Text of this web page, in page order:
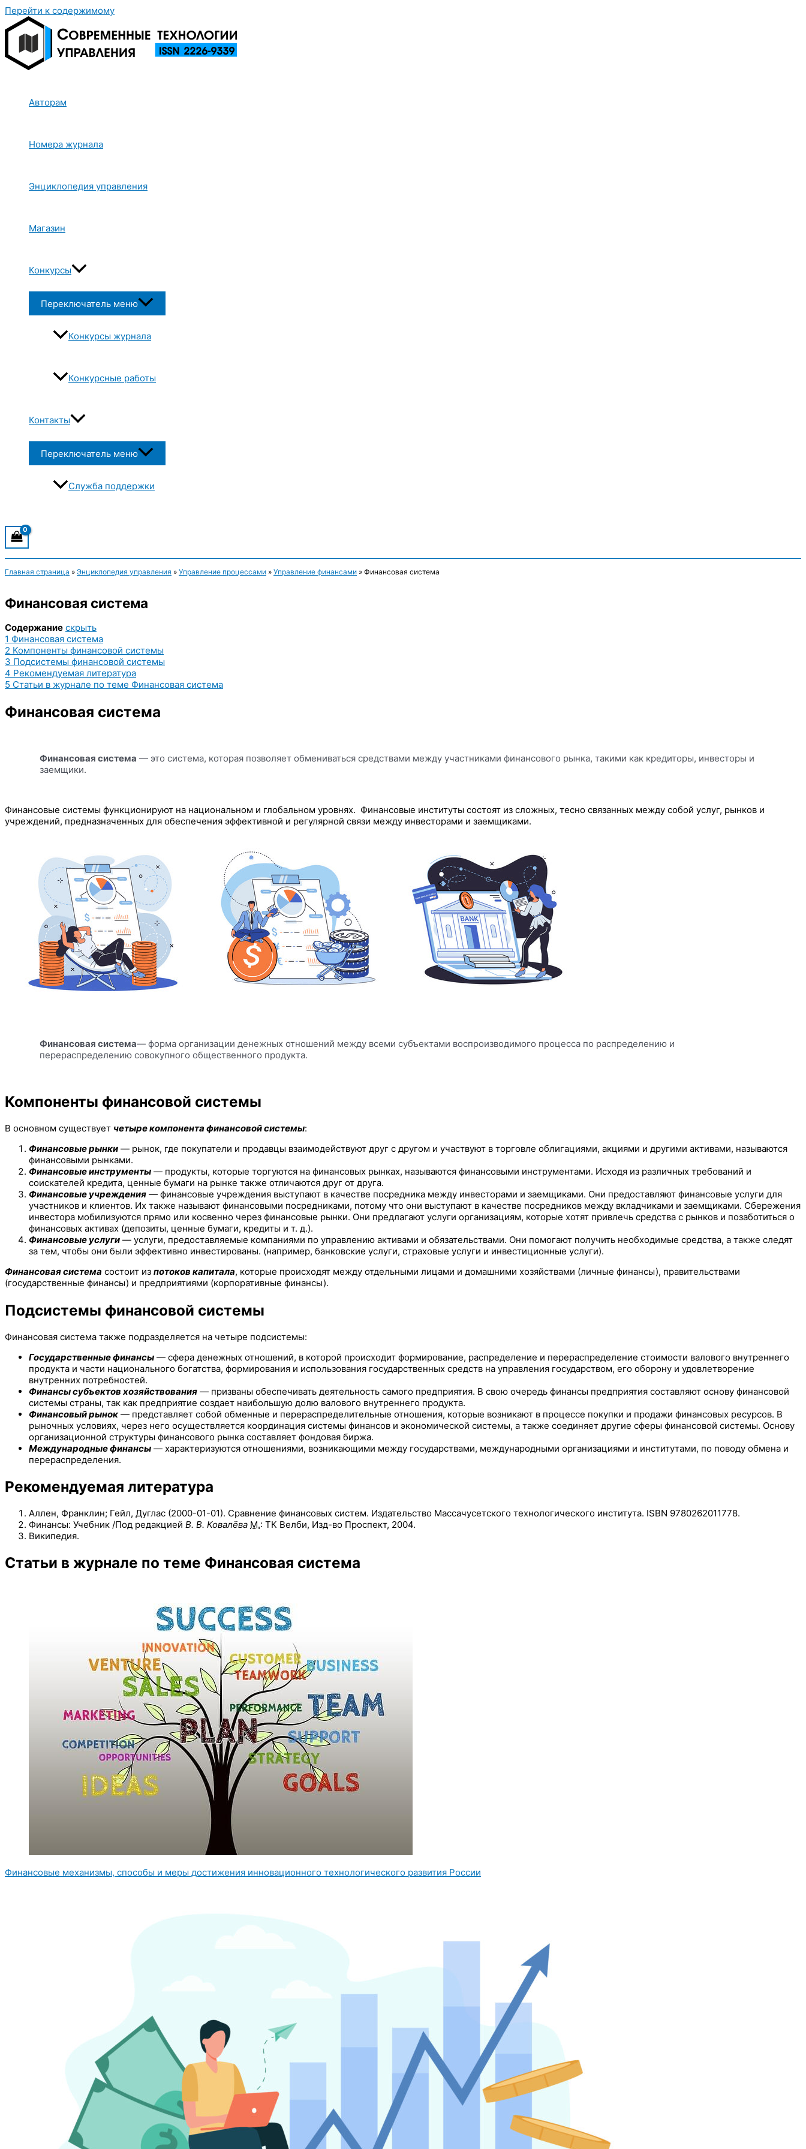
Перейти к содержимому
Авторам
Номера журнала
Энциклопедия управления
Магазин
Конкурсы
Переключатель меню
Конкурсы журнала
Конкурсные работы
Контакты
Переключатель меню
Служба поддержки
Главная страница » Энциклопедия управления » Управление процессами » Управление финансами » Финансовая система
Финансовая система
Содержание скрыть
1 Финансовая система
2 Компоненты финансовой системы
3 Подсистемы финансовой системы
4 Рекомендуемая литература
5 Статьи в журнале по теме Финансовая система
Финансовая система
Финансовая система — это система, которая позволяет обмениваться средствами между участниками финансового рынка, такими как кредиторы, инвесторы и
заемщики.
Финансовые системы функционируют на национальном и глобальном уровнях. Финансовые институты состоят из сложных, тесно связанных между собой услуг, рынков и
учреждений, предназначенных для обеспечения эффективной и регулярной связи между инвесторами и заемщиками.
Финансовая система— форма организации денежных отношений между всеми субъектами воспроизводимого процесса по распределению и
перераспределению совокупного общественного продукта.
Компоненты финансовой системы
В основном существует четыре компонента финансовой системы:
Финансовые рынки — рынок, где покупатели и продавцы взаимодействуют друг с другом и участвуют в торговле облигациями, акциями и другими активами, называются
финансовыми рынками.
Финансовые инструменты — продукты, которые торгуются на финансовых рынках, называются финансовыми инструментами. Исходя из различных требований и
соискателей кредита, ценные бумаги на рынке также отличаются друг от друга.
Финансовые учреждения — финансовые учреждения выступают в качестве посредника между инвесторами и заемщиками. Они предоставляют финансовые услуги для
участников и клиентов. Их также называют финансовыми посредниками, потому что они выступают в качестве посредников между вкладчиками и заемщиками. Сбережения
инвестора мобилизуются прямо или косвенно через финансовые рынки. Они предлагают услуги организациям, которые хотят привлечь средства с рынков и позаботиться о
финансовых активах (депозиты, ценные бумаги, кредиты и т. д.).
Финансовые услуги — услуги, предоставляемые компаниями по управлению активами и обязательствами. Они помогают получить необходимые средства, а также следят
за тем, чтобы они были эффективно инвестированы. (например, банковские услуги, страховые услуги и инвестиционные услуги).
Финансовая система состоит из потоков капитала, которые происходят между отдельными лицами и домашними хозяйствами (личные финансы), правительствами
(государственные финансы) и предприятиями (корпоративные финансы).
Подсистемы финансовой системы
Финансовая система также подразделяется на четыре подсистемы:
Государственные финансы — сфера денежных отношений, в которой происходит формирование, распределение и перераспределение стоимости валового внутреннего
продукта и части национального богатства, формирования и использования государственных средств на управления государством, его оборону и удовлетворение
внутренних потребностей.
Финансы субъектов хозяйствования — призваны обеспечивать деятельность самого предприятия. В свою очередь финансы предприятия составляют основу финансовой
системы страны, так как предприятие создает наибольшую долю валового внутреннего продукта.
Финансовый рынок — представляет собой обменные и перераспределительные отношения, которые возникают в процессе покупки и продажи финансовых ресурсов. В
рыночных условиях, через него осуществляется координация системы финансов и экономической системы, а также соединяет другие сферы финансовой системы. Основу
организационной структуры финансового рынка составляет фондовая биржа.
Международные финансы — характеризуются отношениями, возникающими между государствами, международными организациями и институтами, по поводу обмена и
перераспределения.
Рекомендуемая литература
Аллен, Франклин; Гейл, Дуглас (2000-01-01). Сравнение финансовых систем. Издательство Массачусетского технологического института. ISBN 9780262011778.
Финансы: Учебник /Под редакцией В. В. Ковалёва М.: ТК Велби, Изд-во Проспект, 2004.
Википедия.
Статьи в журнале по теме Финансовая система
Финансовые механизмы, способы и меры достижения инновационного технологического развития России